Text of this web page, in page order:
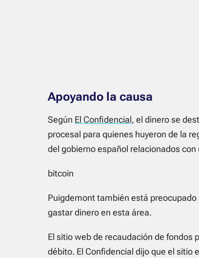
Apoyando la causa
Según El Confidencial, el dinero se
procesal para quienes huyeron de la
del gobierno español relacionados
bitcoin
Puigdemont también está
gastar dinero en esta área.
El sitio web de recaudación de fondos
débito. El Confidencial dijo que el sitio